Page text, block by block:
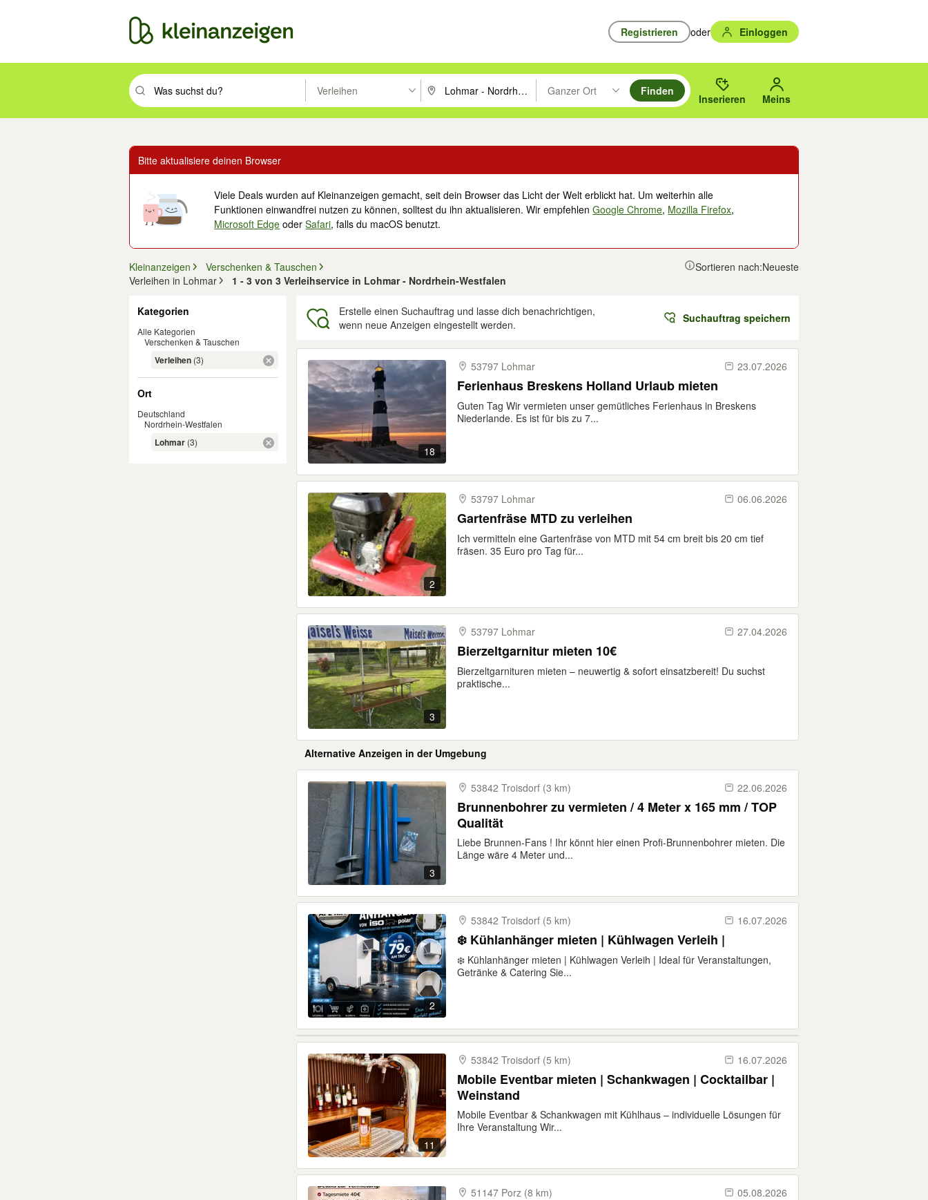
Registrieren oder Einloggen
Suchbegriff eingeben. Eingabetaste drücken um zu suchen, oder Vorschläge mit den Pfeiltasten nach oben/unten durchsuchen und mit Eingabetaste auswählen.
Verleihen PLZ oder Ort eingeben. Eingabetaste drücken um zu suchen, oder Vorschläge mit den Pfeiltasten nach oben/
Ganzer Ort
Suche im Umkreis des gewählten Orts oder PLZ.
Finden
Inserieren Meins
Bitte aktualisiere deinen Browser
Viele Deals wurden auf Kleinanzeigen gemacht, seit dein Browser das Licht der Welt erblickt hat. Um weiterhin alle
Funktionen einwandfrei nutzen zu können, solltest du ihn aktualisieren. Wir empfehlenGoogle Chrome, Mozilla Firefox,
Microsoft Edge oderSafari, falls du macOS benutzt.
Kleinanzeigen
Verschenken & Tauschen
Verleihen in Lohmar
1 - 3 von 3 Verleihservice in Lohmar - Nordrhein-Westfalen
Sortieren nach:Neueste
Kategorien
Alle Kategorien
Verschenken & Tauschen
Verleihen (3)
Ort
Deutschland
Nordrhein-Westfalen
Lohmar (3)
Erstelle einen Suchauftrag und lasse dich benachrichtigen,
wenn neue Anzeigen eingestellt werden.
Suchauftrag speichern
18
53797 Lohmar 23.07.2026
Ferienhaus Breskens Holland Urlaub mieten
Guten Tag Wir vermieten unser gemütliches Ferienhaus in Breskens
Niederlande. Es ist für bis zu 7...
2
53797 Lohmar 06.06.2026
Gartenfräse MTD zu verleihen
Ich vermitteln eine Gartenfräse von MTD mit 54 cm breit bis 20 cm tief
fräsen. 35 Euro pro Tag für...
3
53797 Lohmar 27.04.2026
Bierzeltgarnitur mieten 10€
Bierzeltgarnituren mieten – neuwertig & sofort einsatzbereit! Du suchst
praktische...
Alternative Anzeigen in der Umgebung
3
53842 Troisdorf (3 km) 22.06.2026
Brunnenbohrer zu vermieten / 4 Meter x 165 mm / TOP
Qualität
Liebe Brunnen-Fans ! Ihr könnt hier einen Profi-Brunnenbohrer mieten. Die
Länge wäre 4 Meter und...
2
53842 Troisdorf (5 km) 16.07.2026
❄️ Kühlanhänger mieten | Kühlwagen Verleih |
❄️ Kühlanhänger mieten | Kühlwagen Verleih | Ideal für Veranstaltungen,
Getränke & Catering Sie...
11
53842 Troisdorf (5 km) 16.07.2026
Mobile Eventbar mieten | Schankwagen | Cocktailbar |
Weinstand
Mobile Eventbar & Schankwagen mit Kühlhaus – individuelle Lösungen für
Ihre Veranstaltung Wir...
51147 Porz (8 km) 05.08.2026